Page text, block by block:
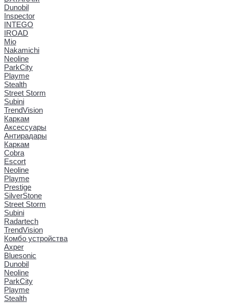
Dunobil
Inspector
INTEGO
IROAD
Mio
Nakamichi
Neoline
ParkCity
Playme
Stealth
Street Storm
Subini
TrendVision
Каркам
Аксессуары
Антирадары
Каркам
Cobra
Escort
Neoline
Playme
Prestige
SilverStone
Street Storm
Subini
Radartech
TrendVision
Комбо устройства
Axper
Bluesonic
Dunobil
Neoline
ParkCity
Playme
Stealth